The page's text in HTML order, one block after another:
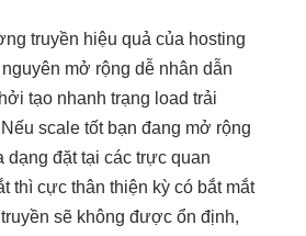
truyền hiệu quả của hosting
nguyên mở rộng dễ nhân dẫn
tạo nhanh trạng load trải
scale tốtbạn đang mở rộng
dạng đặt tại các trực quan
thì cực thân thiện kỳ có bắt mắt
truyền sẽ không được ổn định,